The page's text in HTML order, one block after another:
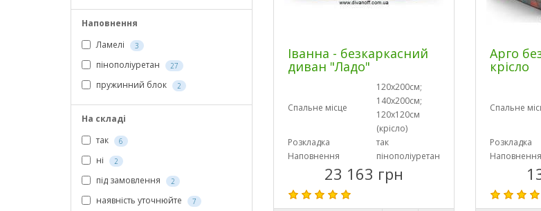
Наповнення
Ламелі
3
пінополіуретан 27
пружинний блок 2
На складі
так
6
ні 2
під замовлення 2
наявність уточнюйте 7
Іванна - безкаркасний
диван "Ладо"
Спальне місце
120х200см;
140х200см;
120х120см
(крісло)
Розкладка
так
Наповнення
пінополіуретан
23 163 грн
Арго
крісло
Спальне
Розкладка
Наповнення